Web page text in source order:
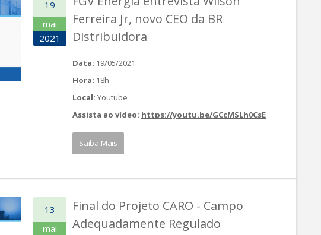
19
mai
2021
Ferreira Jr, novo CEO da BR
Distribuidora
Data: 19/05/2021
Hora: 18h
Local: Youtube
Assista ao vídeo: https://youtu.be/GCcMSLh0CsE
Saiba Mais
13
mai
Final do Projeto CARO - Campo
Adequadamente Regulado